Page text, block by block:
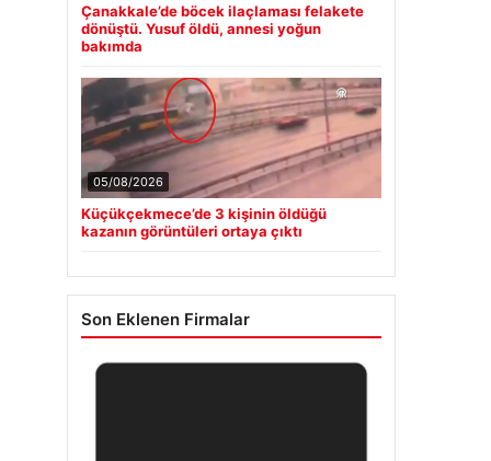
Çanakkale’de böcek ilaçlaması felakete
dönüştü. Yusuf öldü, annesi yoğun
bakımda
05/08/2026
Küçükçekmece’de 3 kişinin öldüğü
kazanın görüntüleri ortaya çıktı
Son Eklenen Firmalar